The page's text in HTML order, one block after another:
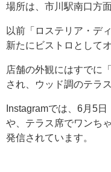
場所は、市川駅南口方
以前「ロステリア・デ
新たにビストロとして
店舗の外観にはすでに
され、ウッド調のテラ
Instagramでは、6月5
や、テラス席でワンち
発信されています。